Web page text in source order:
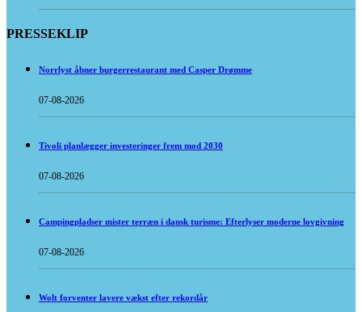
PRESSEKLIP
Norrlyst åbner burgerrestaurant med Casper Drømme
07-08-2026
Tivoli planlægger investeringer frem mod 2030
07-08-2026
Campingpladser mister terræn i dansk turisme: Efterlyser moderne lovgivning
07-08-2026
Wolt forventer lavere vækst efter rekordår